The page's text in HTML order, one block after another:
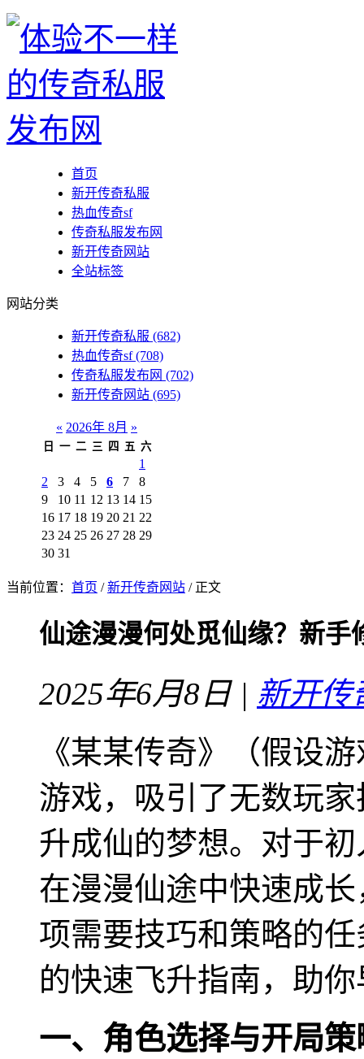
首页
新开传奇私服
热血传奇sf
传奇私服发布网
新开传奇网站
全站标签
网站分类
新开传奇私服 (682)
热血传奇sf(708)
传奇私服发布网 (702)
新开传奇网站 (695)
« 2026年 8月 »
日 一 二 三 四 五 六
1
2
3 4 5 6 7
8
9
10 11 12 13 14 15
16 17 18 19 20 21 22
23 24 25 26 27 28 29
30 31
当前位置： 首页 /新开传奇网站 / 正文
仙途漫漫何处觅仙缘？新手
2025年6月8日 | 新开传
《某某传奇》（假设
游戏，吸引了无数玩
升成仙的梦想。对于
在漫漫仙途中快速成
项需要技巧和策略的
的快速飞升指南，助
一、角色选择与开局策